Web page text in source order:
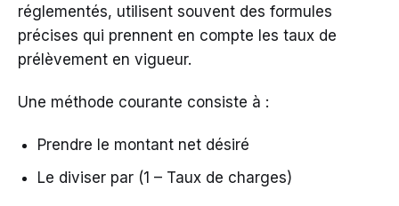
réglementés, utilisent souvent des formules
précises qui prennent en compte les taux de
prélèvement en vigueur.
Une méthode courante consiste à :
Prendre le montant net désiré
Le diviser par (1 – Taux de charges)